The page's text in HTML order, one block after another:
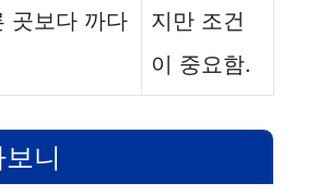
곳보다 까다
지만 조건
이 중요함.
니